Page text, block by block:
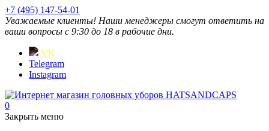
+7 (495) 147-54-01
Уважаемые клиенты! Наши менеджеры смогут ответить на
ваши вопросы с 9:30 до 18 в рабочие дни.
VK
Telegram
Instagram
0
Закрыть меню